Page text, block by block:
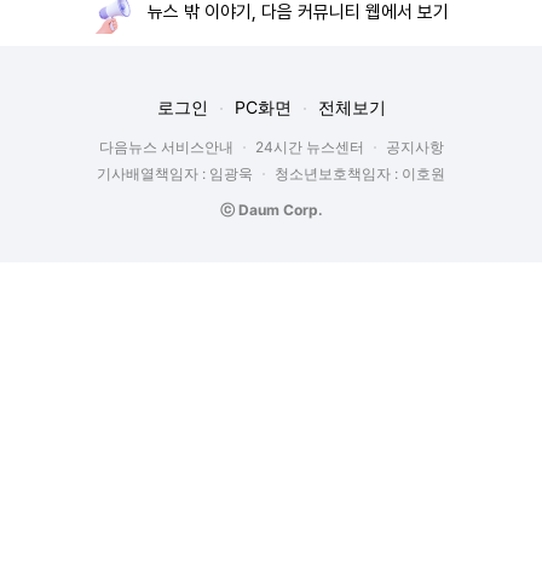
뉴스 밖 이야기, 다음 커뮤니티 웹에서 보기
로그인 PC화면 전체보기
다음뉴스 서비스안내 24시간 뉴스센터
공지사항
기사배열책임자 : 임광욱
청소년보호책임자 : 이호원
ⓒ Daum Corp.